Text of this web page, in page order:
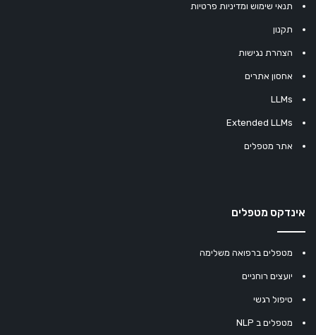
תנאי שימוש ומדיניות פרטיות
תקנון
הצהרת נגישות
אחסון אתרים
LLMs
Extended LLMs
אתר מטפלים
אינדקס מטפלים
מטפלים ברפואה משלימה
יועצים רוחניים
טיפול רגשי
מטפלים ב NLP